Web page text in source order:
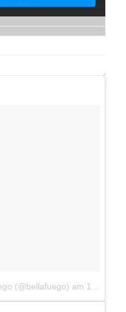
(@bellafuego) am 11. Dez 2016 um 13:11 Uhr